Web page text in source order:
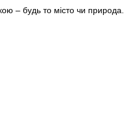
– будь то місто чи природа.